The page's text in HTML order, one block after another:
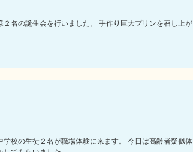
２名の誕生会を行いました。 手作り巨大プリンを召し上が
学校の生徒２名が職場体験に来ます。 今日は高齢者疑似体